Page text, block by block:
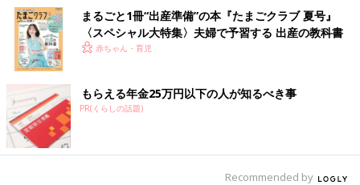
まるごと1冊“出産準備”の本『たまごクラブ 夏号』
〈スペシャル大特集〉夫婦で予習する 出産の教科書
赤ちゃん・育児
もらえる年金25万円以下の人が知るべき事
PR(くらしの話題)
Recommended by